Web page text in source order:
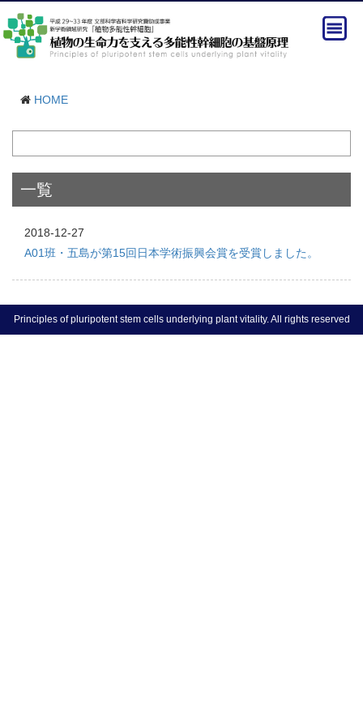
HOME
一覧
2018-12-27
A01班・五島が第15回日本学術振興会賞を受賞しました。
Principles of pluripotent stem cells underlying plant vitality. All rights reserved